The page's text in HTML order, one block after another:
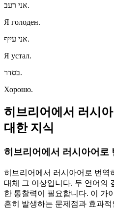
אני רעב.
Я голоден.
אני עייף.
Я устал.
בסדר.
Хорошо.
히브리어에서 러시
대한 지식
히브리어에서 러시아어로
히브리어에서 러시아어로 번역
대체 그 이상입니다. 두 언어의
한 통찰력이 필요합니다. 이 가
흔히 발생하는 문제점과 효과